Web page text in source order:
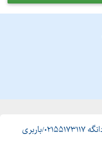
اتوبارچهاردانگه ۰۲۱۵۵۱۷۳۱۱۷/باربری